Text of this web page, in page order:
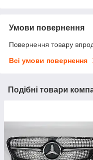
Умови повернення
Повернення товару
Всі умови повернення
Подібні товари